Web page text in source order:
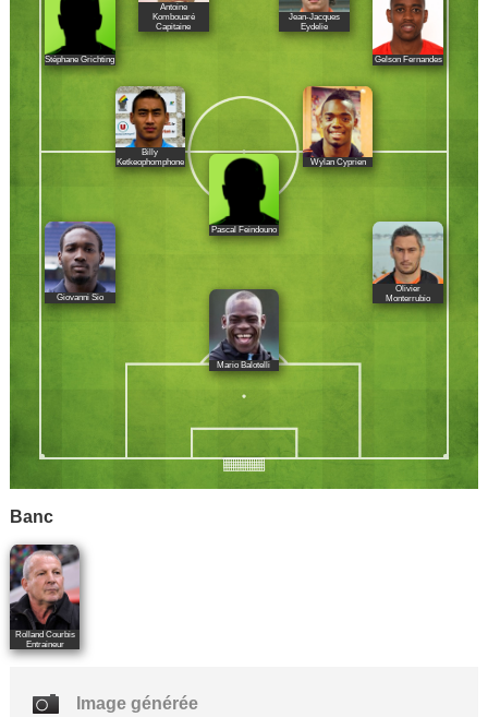
Stéphane Grichting
Antoine
Kombouaré
Capitaine
Jean-Jacques
Eydelie
Gelson Fernandes
Billy
Ketkeophomphone
Wylan Cyprien
Pascal Feindouno
Olivier
Monterrubio
Giovanni Sio
Mario Balotelli
Banc
Rolland Courbis
Entraineur
Image générée